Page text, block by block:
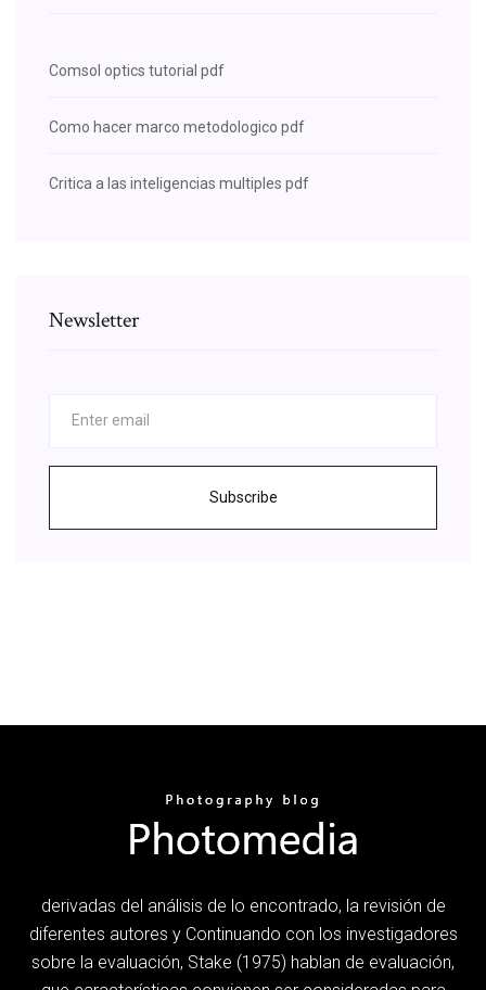
Comsol optics tutorial pdf
Como hacer marco metodologico pdf
Critica a las inteligencias multiples pdf
Newsletter
Subscribe
derivadas del análisis de lo encontrado, la revisión de
diferentes autores y Continuando con los investigadores
sobre la evaluación, Stake (1975) hablan de evaluación,